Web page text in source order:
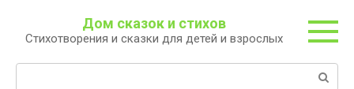
контенту
Дом сказок и стихов
Стихотворения и сказки для детей и взрослых